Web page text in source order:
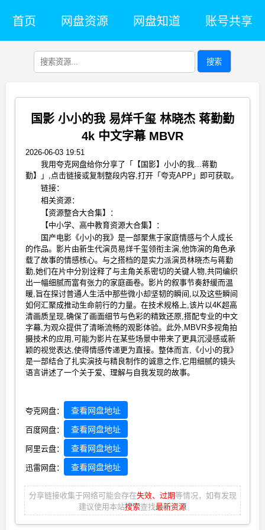
首页 网盘资源 网盘知道 账号共享
搜索
国影 小小的我 易烊千玺 林晓杰 蒋勤勤
4k 中文字幕 MBVR
2026-06-03 19:51
我用夸克网盘给你分享了「【国影】小小的我...蒋勤
勤】」,点击链接或复制整段内容,打开「夸克APP」即可获取。
链接：
相关资源：
【资源整合大合集】：
【中小学、高中教育资源大合集】：
国产电影《小小的我》是一部聚焦于家庭情感与个人成长
的作品。影片由新生代演员易烊千玺领衔主演,他饰演的角色承
载了故事的情感核心。与之搭档的是实力派演员林晓杰与蒋勤
勤,她们在片中分别诠释了与主角关系密切的关键人物,共同编织
出一幅细腻而富有张力的家庭画卷。影片的叙事节奏舒缓而温
暖,旨在探讨普通人生活中那些微小却坚韧的瞬间,以及这些瞬间
如何汇聚成推动生命前行的力量。在技术规格上,该片以4K超高
清画质呈现,确保了画面细节与色彩的精致还原,搭配专业的中文
字幕,为观众提供了清晰流畅的观影体验。此外,MBVR多视角拍
摄技术的应用,可能为影片在某些场景中带来了更具沉浸感或新
颖的视觉表达,使得情感传递更为直接。整体而言,《小小的我》
是一部结合了扎实演技与精良制作的诚意之作,它用细腻的镜头
语言讲述了一个关于爱、理解与自我发现的故事。
夸克网盘： 查看网盘地址
百度网盘： 查看网盘地址
阿里云盘： 查看网盘地址
迅雷网盘： 查看网盘地址
分享链接收集于网络可能会存在失效、过期等情况，如有发现
建议使用本站搜索查找最新资源